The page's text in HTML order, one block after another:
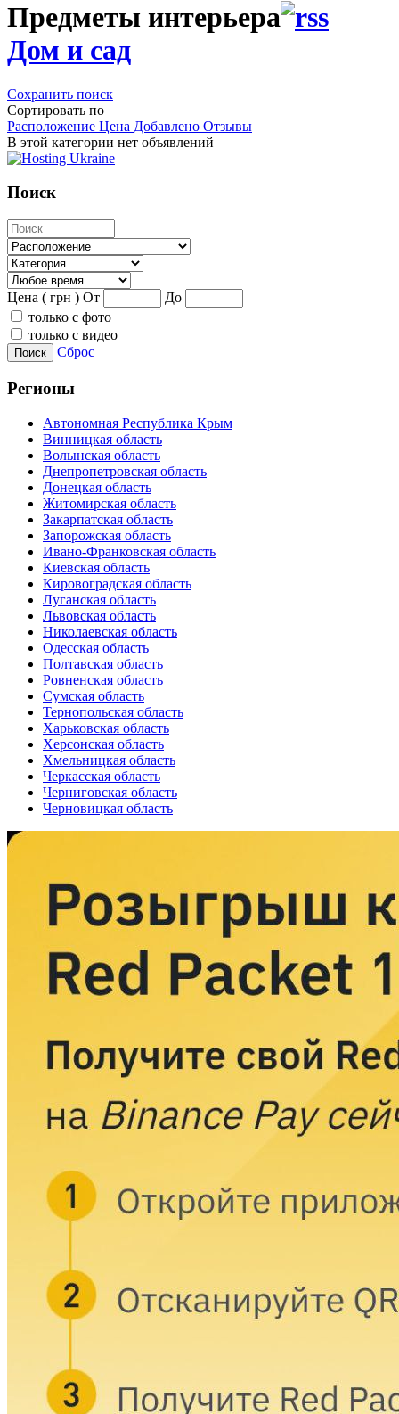
Предметы интерьера
Дом и сад
Сохранить поиск
Сортировать по
Расположение Цена Добавлено Отзывы
В этой категории нет объявлений
Поиск
Цена ( грн ) От
До
только с фото
только с видео
Поиск Сброс
Регионы
Автономная Республика Крым
Винницкая область
Волынская область
Днепропетровская область
Донецкая область
Житомирская область
Закарпатская область
Запорожская область
Ивано-Франковская область
Киевская область
Кировоградская область
Луганская область
Львовская область
Николаевская область
Одесская область
Полтавская область
Ровненская область
Сумская область
Тернопольская область
Харьковская область
Херсонская область
Хмельницкая область
Черкасская область
Черниговская область
Черновицкая область